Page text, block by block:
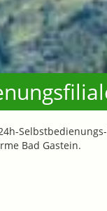
Bad Gastein.